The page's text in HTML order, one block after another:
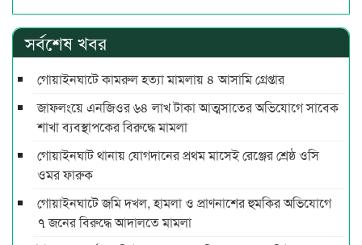
সর্বশেষ খবর
গোয়াইনঘাটে কামরুল হত্যা মামলায় ৪ আসামি গ্রেপ্তার
জাফলংয়ে এনজিওর ৬৪ লাখ টাকা আত্মসাতের অভিযোগে সাবেক
শাখা ব্যবস্থাপকের বিরুদ্ধে মামলা
গোয়াইনঘাট থানায় যোগদানের প্রথম মাসেই রেঞ্জের শ্রেষ্ঠ ওসি
ওমর ফারুক
গোয়াইনঘাটে জমি দখল, হামলা ও প্রাণনাশের হুমকির অভিযোগে
৭ জনের বিরুদ্ধে আদালতে মামলা